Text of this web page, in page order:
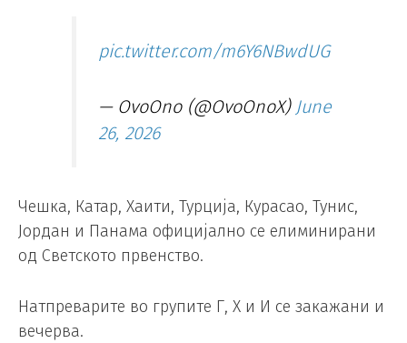
pic.twitter.com/m6Y6NBwdUG
— OvoOno (@OvoOnoX) June
26, 2026
Чешка, Катар, Хаити, Турција, Курасао, Тунис,
Јордан и Панама официјално се елиминирани
од Светското првенство.
Натпреварите во групите Г, Х и И се закажани и
вечерва.